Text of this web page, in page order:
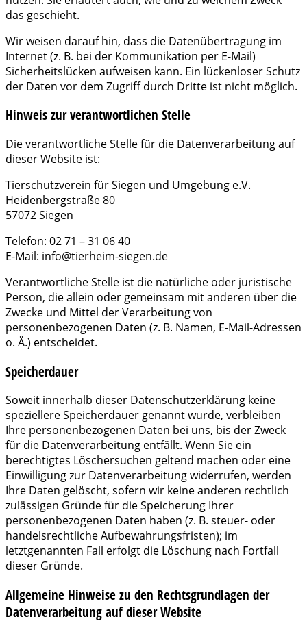
das geschieht.
Wir weisen darauf hin, dass die Datenübertragung im
Internet (z. B. bei der Kommunikation per E-Mail)
Sicherheitslücken aufweisen kann. Ein lückenloser Schutz
der Daten vor dem Zugriff durch Dritte ist nicht möglich.
Hinweis zur verantwortlichen Stelle
Die verantwortliche Stelle für die Datenverarbeitung auf
dieser Website ist:
Tierschutzverein für Siegen und Umgebung e.V.
Heidenbergstraße 80
57072 Siegen
Telefon: 02 71 – 31 06 40
E-Mail: info@tierheim-siegen.de
Verantwortliche Stelle ist die natürliche oder juristische
Person, die allein oder gemeinsam mit anderen über die
Zwecke und Mittel der Verarbeitung von
personenbezogenen Daten (z. B. Namen, E-Mail-Adressen
o. Ä.) entscheidet.
Speicherdauer
Soweit innerhalb dieser Datenschutzerklärung keine
speziellere Speicherdauer genannt wurde, verbleiben
Ihre personenbezogenen Daten bei uns, bis der Zweck
für die Datenverarbeitung entfällt. Wenn Sie ein
berechtigtes Löschersuchen geltend machen oder eine
Einwilligung zur Datenverarbeitung widerrufen, werden
Ihre Daten gelöscht, sofern wir keine anderen rechtlich
zulässigen Gründe für die Speicherung Ihrer
personenbezogenen Daten haben (z. B. steuer- oder
handelsrechtliche Aufbewahrungsfristen); im
letztgenannten Fall erfolgt die Löschung nach Fortfall
dieser Gründe.
Allgemeine Hinweise zu den Rechtsgrundlagen der
Datenverarbeitung auf dieser Website